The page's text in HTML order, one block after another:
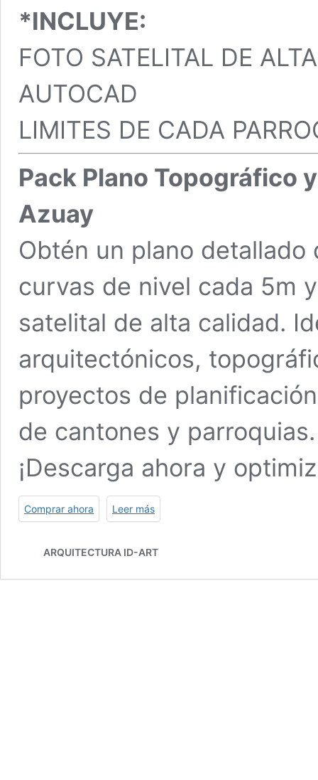
*INCLUYE:
FOTO SATELITAL DE
AUTOCAD
LIMITES DE CADA
Pack Plano Topográfico
Azuay
Obtén un plano
curvas de nivel cada 5m
satelital de alta calidad.
arquitectónicos,
proyectos de
de cantones y parroquias.
¡Descarga ahora y
Comprar ahora Leer más
ARQUITECTURA ID-ART